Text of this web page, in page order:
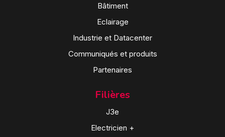
Bâtiment
Eclairage
Industrie et Datacenter
Communiqués et produits
Partenaires
Filières
J3e
Electricien +